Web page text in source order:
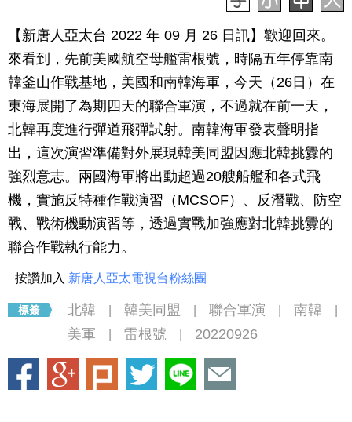
【新唐人亞太台 2022 年 09 月 26 日訊】歡迎回來。
來看到，先前美國航空母艦雷根號，時隔五年停靠南
韓釜山作戰基地，美國和南韓海軍，今天（26日）在
東海展開了為期四天的聯合軍演，不過就在前一天，
北韓再度進行彈道飛彈試射。南韓海軍發表聲明指
出，這次演習準備對外展現韓美同盟因應北韓挑釁的
強烈意志。兩國海軍將出動超過20艘船艦和各式飛
機，實施反特種作戰演習（MCSOF）、反潛戰、防空
戰、戰術機動演習等，透過實戰加強應對北韓挑釁的
聯合作戰執行能力。
按讚加入 新唐人亞太電視台粉絲團
北韓 韓美同盟 聯合軍演 南韓
美軍 雷根號 20220926